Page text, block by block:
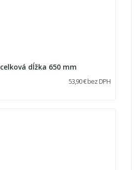
dĺžka 650 mm
53,90 € bez DPH